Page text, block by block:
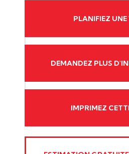
PLANIFIEZ UNE
DEMANDEZ PLUS
IMPRIMEZ